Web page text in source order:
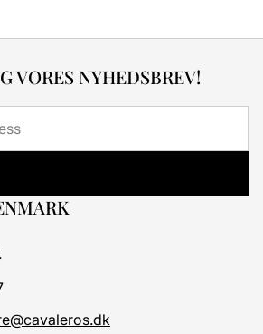
VORES NYHEDSBREV!